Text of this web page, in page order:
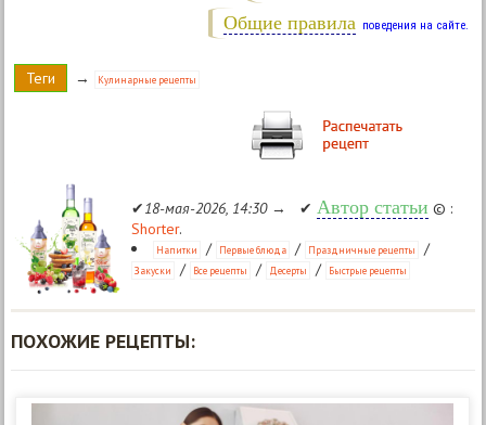
Общие правила поведения на сайте.
Теги → Кулинарные рецепты
✔18-мая-2026, 14:30→ ✔ Автор статьи © :
Shorter.
Напитки / Первые блюда / Праздничные рецепты /
Закуски / Все рецепты / Десерты / Быстрые рецепты
ПОХОЖИЕ РЕЦЕПТЫ: